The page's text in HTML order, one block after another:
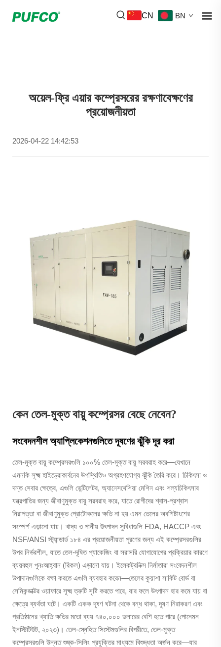
CN BN
অয়েল-ফ্রি এয়ার কম্প্রেসরের রক্ষণাবেক্ষণের
প্রয়োজনীয়তা
2026-04-22 14:42:53
কেন তেল-মুক্ত বায়ু কম্প্রেসর বেছে নেবেন?
সংবেদনশীল অ্যাপ্লিকেশনগুলিতে দূষণের ঝুঁকি দূর করা
তেল-মুক্ত বায়ু কম্প্রেসরগুলি ১০০% তেল-মুক্ত বায়ু সরবরাহ করে—যেখানে
এমনকি সূক্ষ্ম হাইড্রোকার্বনের উপস্থিতিও অগ্রহণযোগ্য ঝুঁকি তৈরি করে। চিকিৎসা ও
দন্ত সেবার ক্ষেত্রে, এগুলি ভেন্টিলেটর, অ্যানেসথেশিয়া মেশিন এবং শল্যচিকিৎসার
যন্ত্রপাতির জন্য জীবাণুমুক্ত বায়ু সরবরাহ করে, যাতে রোগীদের শ্বাস-প্রশ্বাস
নিরাপত্তা বা জীবাণুমুক্ত প্রোটোকলের ক্ষতি না হয় এমন তেলের অবশিষ্টাংশের
সংস্পর্শ এড়ানো যায়। খাদ্য ও পানীয় উৎপাদন সুবিধাগুলি FDA, HACCP এবং
NSF/ANSI স্ট্যান্ডার্ড ১৮৪ এর প্রয়োজনীয়তা পূরণের জন্য এই কম্প্রেসরগুলির
উপর নির্ভরশীল, যাতে তেল-দূষিত প্যাকেজিং বা সরাসরি যোগাযোগের প্রক্রিয়ার কারণে
ব্যয়বহুল পুনঃআহ্বান (রিকল) এড়ানো যায়। ইলেকট্রনিক্স নির্মাতারা সংবেদনশীল
উপাদানগুলিকে রক্ষা করতে এগুলি ব্যবহার করেন—তেলের কুয়াশা সার্কিট বোর্ড বা
সেমিকন্ডাক্টর ওয়াফারে সূক্ষ্ম ত্রুটি সৃষ্টি করতে পারে, যার ফলে উৎপাদন হার কমে যায় বা
ক্ষেত্রে ব্যর্থতা ঘটে। একটি একক দূষণ ঘটনা থেকে বন্ধ থাকা, দূষণ নিরাকরণ এবং
প্রতিষ্ঠানের খ্যাতি ক্ষতির মতো ব্যয় ৭৪০,০০০ ডলারের বেশি হতে পারে (পোনেমন
ইনস্টিটিউট, ২০২৩)। তেল-স্নেহিত সিস্টেমগুলির বিপরীতে, তেল-মুক্ত
কম্প্রেসরগুলি উন্নত শুষ্ক-সিলিং প্রযুক্তির মাধ্যমে বিশুদ্ধতা অর্জন করে—যার